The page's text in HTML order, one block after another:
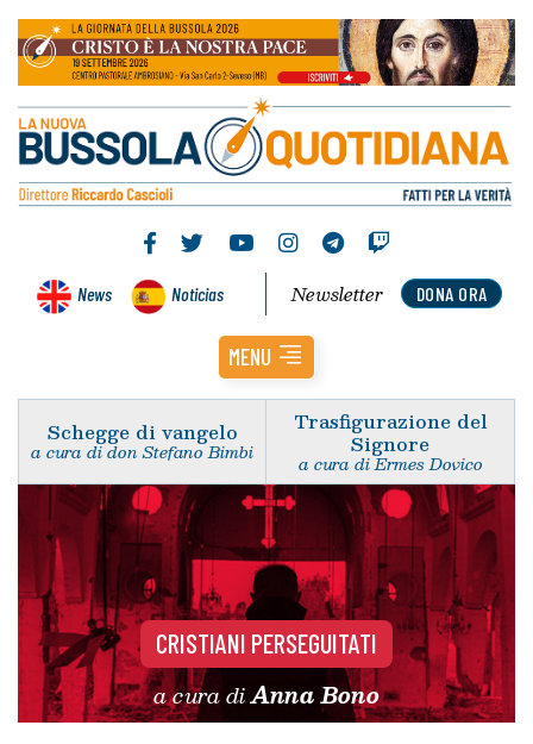
News Noticias DONA ORA
Newsletter
MENU
Schegge di vangelo
a cura di don Stefano Bimbi
Trasfigurazione del
Signore
a cura di Ermes Dovico
CRISTIANI PERSEGUITATI
a cura diAnna Bono